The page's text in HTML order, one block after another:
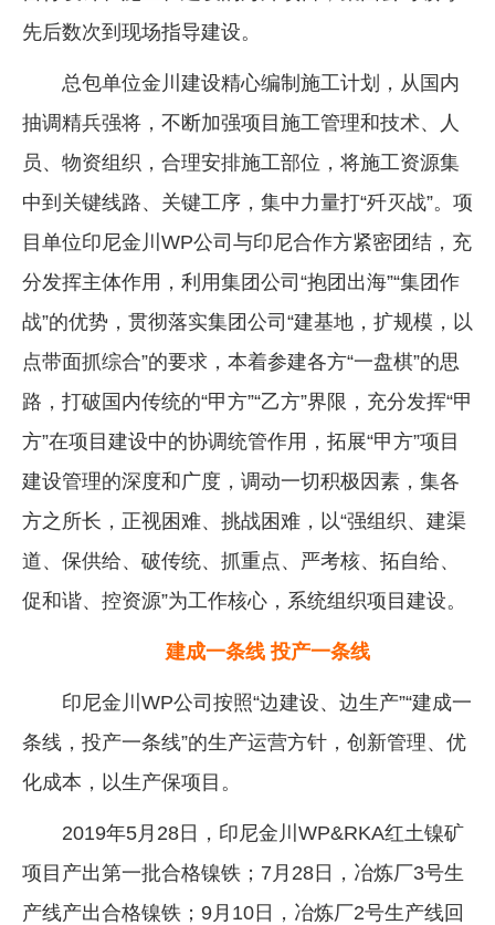
先后数次到现场指导建设。
总包单位金川建设精心编制施工计划，从国内
抽调精兵强将，不断加强项目施工管理和技术、人
员、物资组织，合理安排施工部位，将施工资源集
中到关键线路、关键工序，集中力量打“歼灭战”。项
目单位印尼金川WP公司与印尼合作方紧密团结，充
分发挥主体作用，利用集团公司“抱团出海”“集团作
战”的优势，贯彻落实集团公司“建基地，扩规模，以
点带面抓综合”的要求，本着参建各方“一盘棋”的思
路，打破国内传统的“甲方”“乙方”界限，充分发挥“甲
方”在项目建设中的协调统管作用，拓展“甲方”项目
建设管理的深度和广度，调动一切积极因素，集各
方之所长，正视困难、挑战困难，以“强组织、建渠
道、保供给、破传统、抓重点、严考核、拓自给、
促和谐、控资源”为工作核心，系统组织项目建设。
建成一条线 投产一条线
印尼金川WP公司按照“边建设、边生产”“建成一
条线，投产一条线”的生产运营方针，创新管理、优
化成本，以生产保项目。
2019年5月28日，印尼金川WP&RKA红土镍矿
项目产出第一批合格镍铁；7月28日，冶炼厂3号生
产线产出合格镍铁；9月10日，冶炼厂2号生产线回